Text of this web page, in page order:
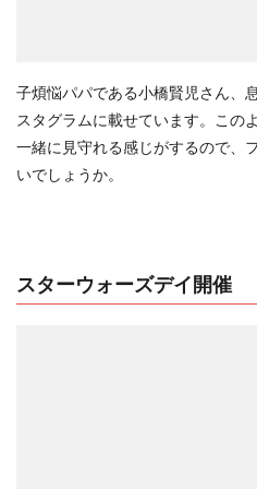
子煩悩パパである小橋賢児さん、
スタグラムに載せています。この
一緒に見守れる感じがするので、
いでしょうか。
スターウォーズデイ開催